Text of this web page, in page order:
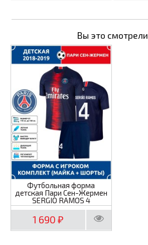
Вы это смотрели
Футбольная форма
детская Пари Сен-Жермен
SERGIO RAMOS 4
1 690 ₽